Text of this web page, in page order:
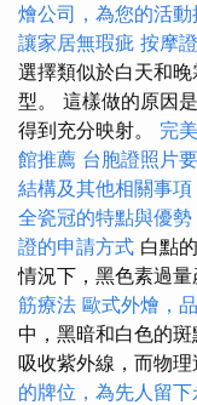
燴公司，為您的活
讓家居無瑕疵 按摩
選擇類似於白天和
型。 這樣做的原因
得到充分映射。 完
館推薦 台胞證照片
結構及其他相關事項
全瓷冠的特點與優
證的申請方式 白點
情況下，黑色素過
筋療法 歐式外燴，
中，黑暗和白色的
吸收紫外線，而物理
的牌位，為先人留